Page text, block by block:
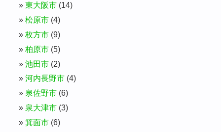
東大阪市 (14)
松原市 (4)
枚方市 (9)
柏原市 (5)
池田市 (2)
河内長野市 (4)
泉佐野市 (6)
泉大津市 (3)
箕面市 (6)